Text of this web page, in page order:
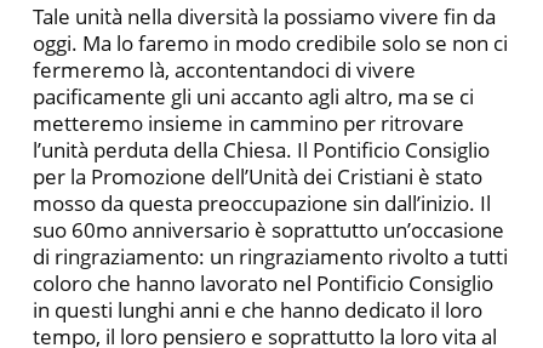
Tale unità nella diversità la possiamo vivere fin da
oggi. Ma lo faremo in modo credibile solo se non ci
fermeremo là, accontentandoci di vivere
pacificamente gli uni accanto agli altro, ma se ci
metteremo insieme in cammino per ritrovare
l’unità perduta della Chiesa. Il Pontificio Consiglio
per la Promozione dell’Unità dei Cristiani è stato
mosso da questa preoccupazione sin dall’inizio. Il
suo 60mo anniversario è soprattutto un’occasione
di ringraziamento: un ringraziamento rivolto a tutti
coloro che hanno lavorato nel Pontificio Consiglio
in questi lunghi anni e che hanno dedicato il loro
tempo, il loro pensiero e soprattutto la loro vita al